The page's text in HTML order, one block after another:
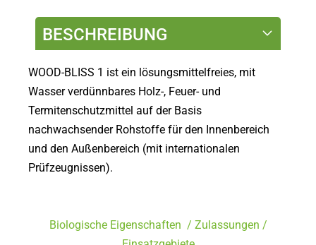
BESCHREIBUNG
WOOD-BLISS 1 ist ein lösungsmittelfreies, mit
Wasser verdünnbares Holz-, Feuer- und
Termitenschutzmittel auf der Basis
nachwachsender Rohstoffe für den Innenbereich
und den Außenbereich (mit internationalen
Prüfzeugnissen).
Biologische Eigenschaften / Zulassungen /